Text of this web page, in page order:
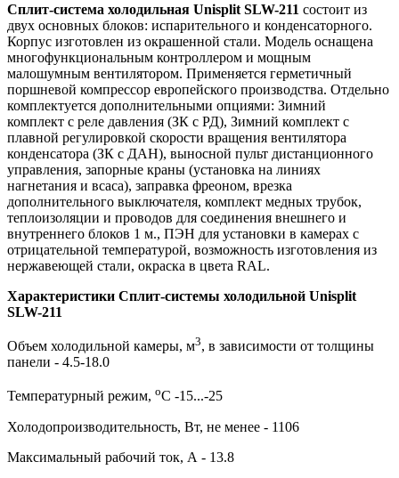
Сплит-система холодильная Unisplit SLW-211 состоит из
двух основных блоков: испарительного и конденсаторного.
Корпус изготовлен из окрашенной стали. Модель оснащена
многофункциональным контроллером и мощным
малошумным вентилятором. Применяется герметичный
поршневой компрессор европейского производства. Отдельно
комплектуется дополнительными опциями: Зимний
комплект с реле давления (ЗК с РД), Зимний комплект с
плавной регулировкой скорости вращения вентилятора
конденсатора (ЗК с ДАН), выносной пульт дистанционного
управления, запорные краны (установка на линиях
нагнетания и всаса), заправка фреоном, врезка
дополнительного выключателя, комплект медных трубок,
теплоизоляции и проводов для соединения внешнего и
внутреннего блоков 1 м., ПЭН для установки в камерах с
отрицательной температурой, возможность изготовления из
нержавеющей стали, окраска в цвета RAL.
Характеристики Сплит-системы холодильной Unisplit
SLW-211
Объем холодильной камеры, м3, в зависимости от толщины
панели - 4.5-18.0
Температурный режим, оС -15...-25
Холодопроизводительность, Вт, не менее - 1106
Максимальный рабочий ток, А - 13.8